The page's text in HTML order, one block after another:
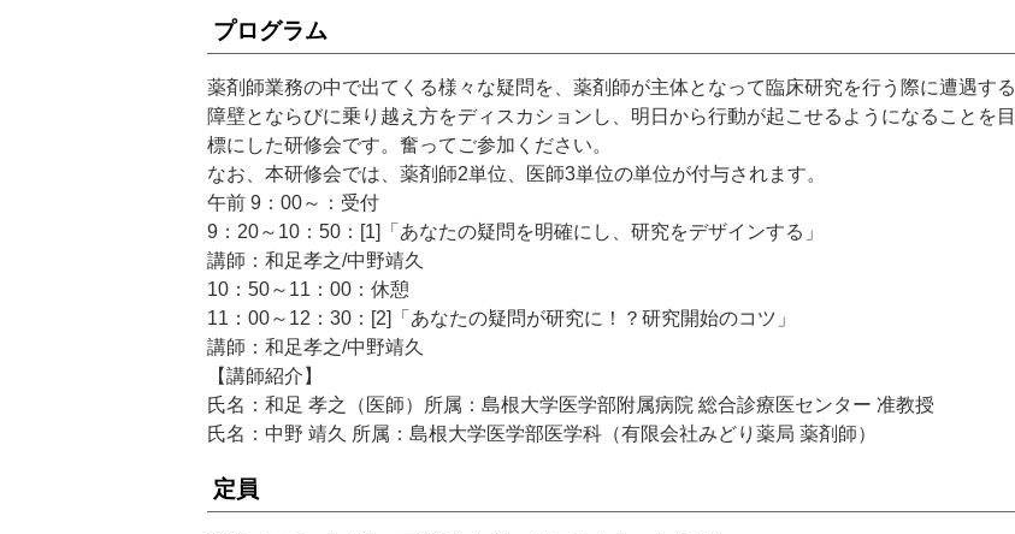
プログラム
薬剤師業務の中で出てくる様々な疑問を、薬剤師が主体となって臨床研究を行う際に遭遇する
障壁とならびに乗り越え方をディスカションし、明日から行動が起こせるようになることを目
標にした研修会です。奮ってご参加ください。
なお、本研修会では、薬剤師2単位、医師3単位の単位が付与されます。
午前 9：00～：受付
9：20～10：50：[1]「あなたの疑問を明確にし、研究をデザインする」
講師：和足孝之/中野靖久
10：50～11：00：休憩
11：00～12：30：[2]「あなたの疑問が研究に！？研究開始のコツ」
講師：和足孝之/中野靖久
【講師紹介】
氏名：和足 孝之（医師）所属：島根大学医学部附属病院 総合診療医センター 准教授
氏名：中野 靖久 所属：島根大学医学部医学科（有限会社みどり薬局 薬剤師）
定員